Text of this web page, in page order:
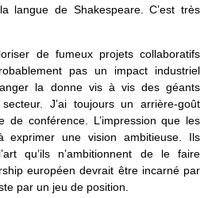
langue de Shakespeare. C’est très
de fumeux projets collaboratifs
pas un impact industriel
la donne vis à vis des géants
J’ai toujours un arrière-goût
de conférence. L’impression que les
exprimer une vision ambitieuse. Ils
qu’ils n’ambitionnent de le faire
européen devrait être incarné par
par un jeu de position.